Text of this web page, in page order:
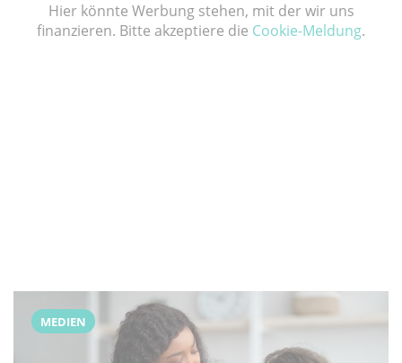
Hier könnte Werbung stehen, mit der wir uns
finanzieren. Bitte akzeptiere die Cookie-Meldung.
MEDIEN